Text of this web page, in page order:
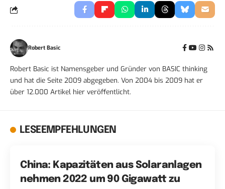
Robert Basic
Robert Basic ist Namensgeber und Gründer von BASIC thinking
und hat die Seite 2009 abgegeben. Von 2004 bis 2009 hat er
über 12.000 Artikel hier veröffentlicht.
LESEEMPFEHLUNGEN
China: Kapazitäten aus Solaranlagen
nehmen 2022 um 90 Gigawatt zu